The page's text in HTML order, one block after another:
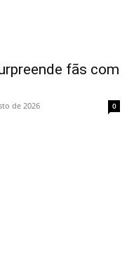
fãs com
de 2026 0